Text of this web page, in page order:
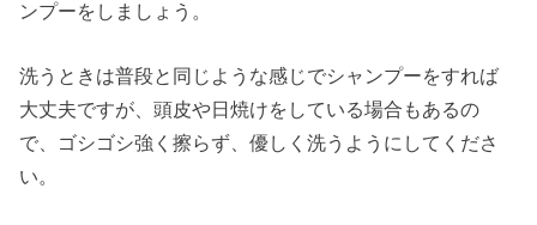
ンプーをしましょう。
洗うときは普段と同じような感じでシャンプーをすれば
大丈夫ですが、頭皮や日焼けをしている場合もあるの
で、ゴシゴシ強く擦らず、優しく洗うようにしてくださ
い。